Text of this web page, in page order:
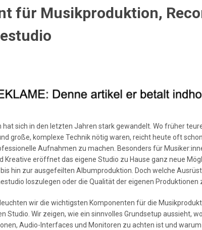
für Musikproduktion,
hat sich in den letzten Jahren stark gewandelt. Wo früher
große, komplexe Technik nötig waren, reicht heute oft
Aufnahmen zu machen. Besonders für
Kreative eröffnet das eigene Studio zu Hause ganz neue
hin zur ausgefeilten Albumproduktion. Doch welche
loszulegen oder die Qualität der eigenen Produktionen
wir die wichtigsten Komponenten für die
Studio. Wir zeigen, wie ein sinnvolles Grundsetup aussieht,
Audio-Interfaces und Monitoren zu achten ist und